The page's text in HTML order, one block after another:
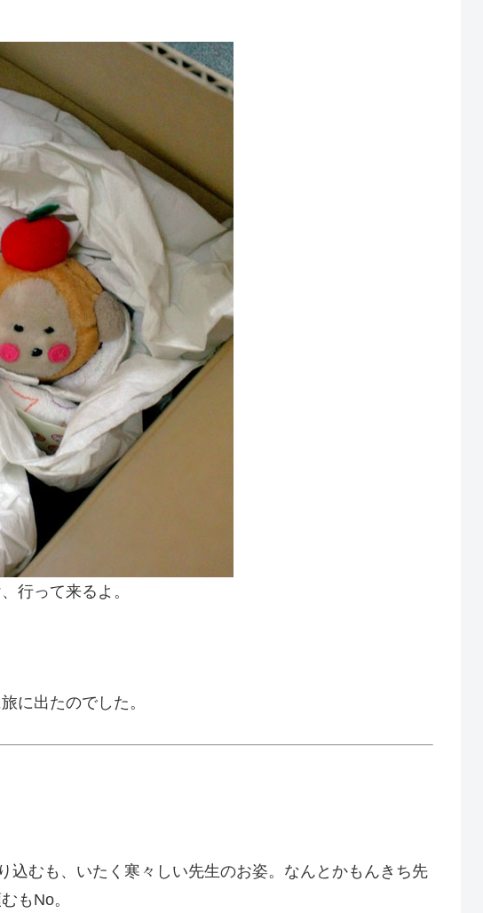
行って来るよ。
に出たのでした。
込むも、いたく寒々しい先生のお姿。なんとかもんきち先
もNo。